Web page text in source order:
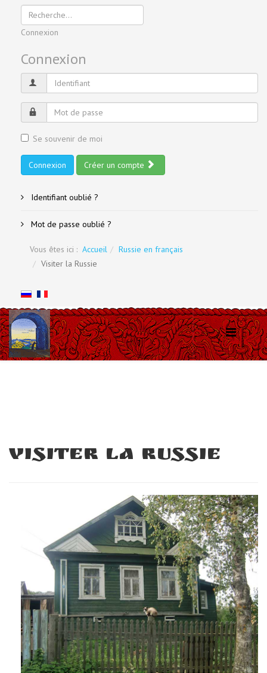
Connexion
Connexion
Se souvenir de moi
Connexion Créer un compte
Identifiant oublié ?
Mot de passe oublié ?
Vous êtes ici : Accueil
Russie en français
Visiter la Russie
Visiter la Russie